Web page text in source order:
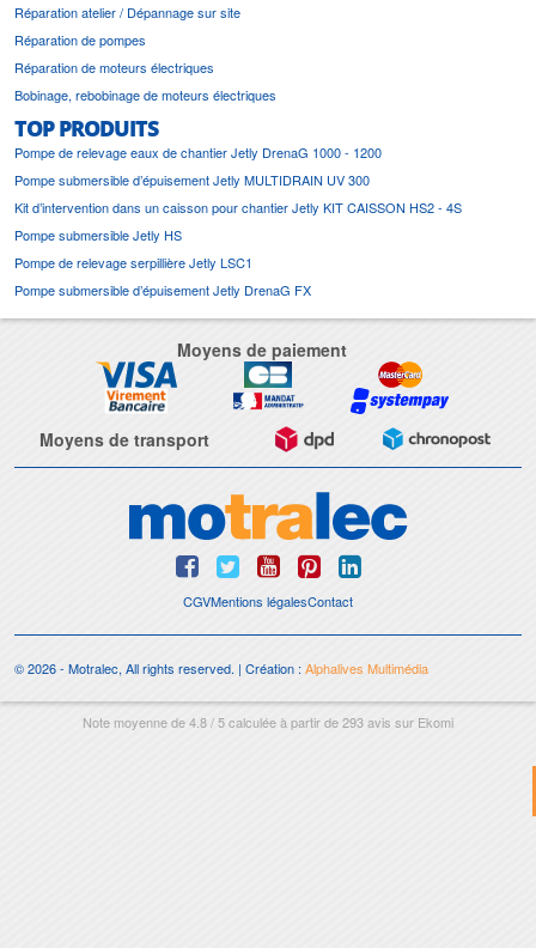
Réparation atelier / Dépannage sur site
Réparation de pompes
Réparation de moteurs électriques
Bobinage, rebobinage de moteurs électriques
TOP PRODUITS
Pompe de relevage eaux de chantier Jetly DrenaG 1000 - 1200
Pompe submersible d’épuisement Jetly MULTIDRAIN UV 300
Kit d’intervention dans un caisson pour chantier Jetly KIT CAISSON HS2 - 4S
Pompe submersible Jetly HS
Pompe de relevage serpillière Jetly LSC1
Pompe submersible d’épuisement Jetly DrenaG FX
Moyens de paiement
Moyens de transport
CGVMentions légalesContact
© 2026 - Motralec, All rights reserved. | Création :Alphalives Multimédia
Note moyenne de4.8/5calculée à partir de293avis sur Ekomi